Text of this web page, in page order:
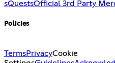
sQuestsOfficial 3rd Party
Policies
TermsPrivacyCookie